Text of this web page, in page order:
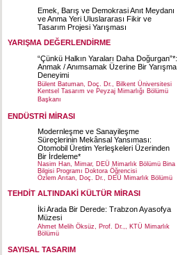
Emek, Barış ve Demokrasi Anıt Meydanı
ve Anma Yeri Uluslararası Fikir ve
Tasarım Projesi Yarışması
YARIŞMA DEĞERLENDİRME
“Çünkü Halkın Yaraları Daha Doğurgan”*:
Anmak / Anımsamak Üzerine Bir Yarışma
Deneyimi
Bülent Batuman, Doç. Dr., Bilkent Üniversitesi
Kentsel Tasarım ve Peyzaj Mimarlığı Bölümü
Başkanı
ENDÜSTRİ MİRASI
Modernleşme ve Sanayileşme
Süreçlerinin Mekânsal Yansıması:
Otomobil Üretim Yerleşkeleri Üzerinden
Bir İrdeleme*
Nasim Han, Mimar, DEÜ Mimarlık Bölümü Bina
Bilgisi Programı Doktora Öğrencisi
Özlem Arıtan, Doç. Dr., DEÜ Mimarlık Bölümü
TEHDİT ALTINDAKİ KÜLTÜR MİRASI
İki Arada Bir Derede: Trabzon Ayasofya
Müzesi
Ahmet Melih Öksüz, Prof. Dr.,, KTÜ Mimarlık
Bölümü
SAYISAL TASARIM